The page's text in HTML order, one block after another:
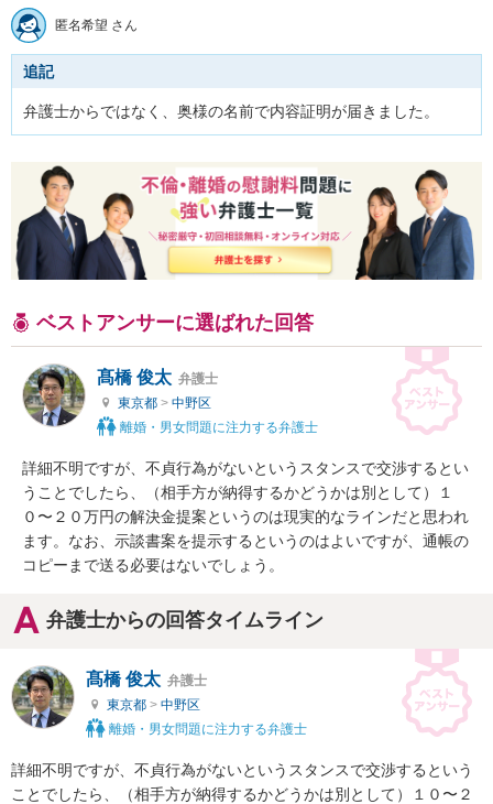
匿名希望 さん
追記
弁護士からではなく、奥様の名前で内容証明が届きました。
ベストアンサーに選ばれた回答
髙橋 俊太 弁護士
東京都 > 中野区
離婚・男女問題に注力する弁護士
詳細不明ですが、不貞行為がないというスタンスで交渉するとい
うことでしたら、（相手方が納得するかどうかは別として）１
０〜２０万円の解決金提案というのは現実的なラインだと思われ
ます。なお、示談書案を提示するというのはよいですが、通帳の
コピーまで送る必要はないでしょう。
弁護士からの回答タイムライン
髙橋 俊太 弁護士
東京都 > 中野区
離婚・男女問題に注力する弁護士
詳細不明ですが、不貞行為がないというスタンスで交渉するという
ことでしたら、（相手方が納得するかどうかは別として）１０〜２